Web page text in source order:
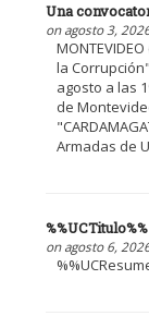
Una
on agosto 3,
la
agosto a las
de
Armadas de
%%UCTitulo%%
on agosto 6,